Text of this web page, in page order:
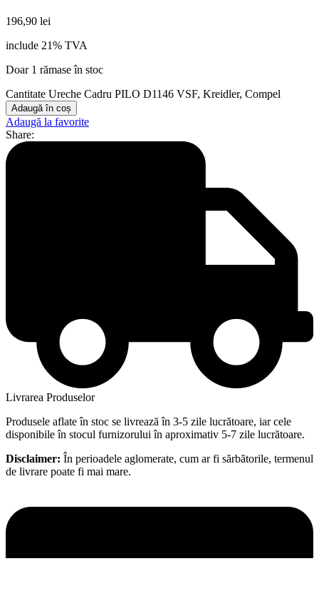
196,90 lei
include 21% TVA
Doar 1 rămase în stoc
Cantitate Ureche Cadru PILO D1146 VSF, Kreidler, Compel
Adaugă în coș
Adaugă la favorite
Share:
Livrarea Produselor
Produsele aflate în stoc se livrează în 3-5 zile lucrătoare, iar cele
disponibile în stocul furnizorului în aproximativ 5-7 zile lucrătoare.
Disclaimer: În perioadele aglomerate, cum ar fi sărbătorile, termenul
de livrare poate fi mai mare.